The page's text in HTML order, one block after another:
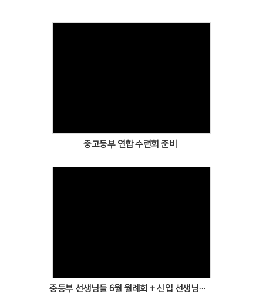
중고등부 연합 수련회 준비
중등부 선생님들 6월 월례회 + 신입 선생님들 환영회